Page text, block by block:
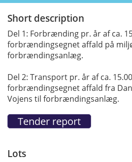
Short description
Del 1: Forbrænding pr. år af ca.
forbrændingsegnet affald på
forbrændingsanlæg.
Del 2: Transport pr. år af ca.
forbrændingsegnet affald fra
Vojens til forbrændingsanlæg.
Lots